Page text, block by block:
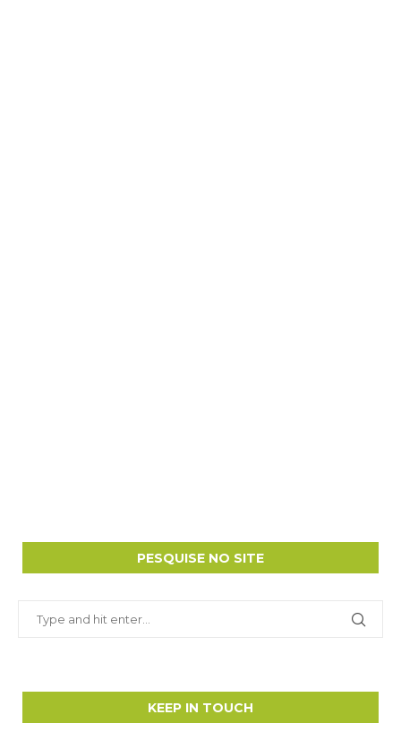
PESQUISE NO SITE
KEEP IN TOUCH